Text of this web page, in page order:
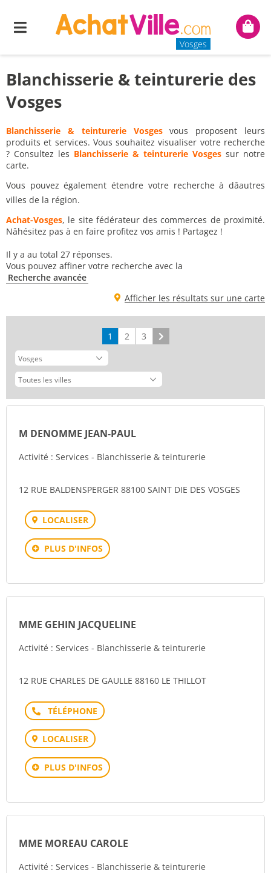
Menu
Vosges
Mon
Blanchisserie & teinturerie des
Vosges
Blanchisserie & teinturerie Vosgesvous proposent leurs
produits et services. Vous souhaitez visualiser votre recherche
? Consultez les Blanchisserie & teinturerie Vosges sur notre
carte.
Vous pouvez également étendre votre recherche à dâautres
villes de la région.
Achat-Vosges, le site fédérateur des commerces de proximité.
Nâhésitez pas à en faire profitez vos amis ! Partagez !
Il y a au total 27 réponses.
Vous pouvez affiner votre recherche avec la
Recherche avancée
Afficher les résultats sur une carte
1 2 3
M DENOMME JEAN-PAUL
Activité : Services - Blanchisserie & teinturerie
12 RUE BALDENSPERGER 88100 SAINT DIE DES VOSGES
LOCALISER
PLUS D'INFOS
MME GEHIN JACQUELINE
Activité : Services - Blanchisserie & teinturerie
12 RUE CHARLES DE GAULLE 88160 LE THILLOT
Téléphone
LOCALISER
PLUS D'INFOS
MME MOREAU CAROLE
Activité : Services - Blanchisserie & teinturerie